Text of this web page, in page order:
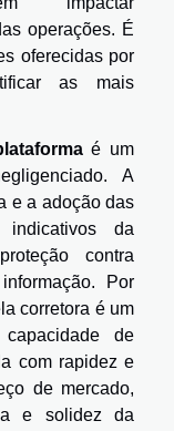
operações. É
oferecidas por
as mais
é um
A
e a adoção das
indicativos da
contra
Por
corretora é um
de
com rapidez e
de mercado,
e solidez da